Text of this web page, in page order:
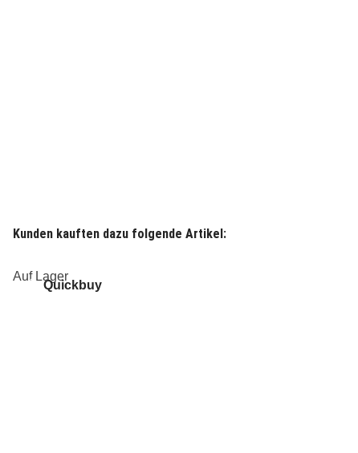
Kunden kauften dazu folgende Artikel:
Quickbuy
Auf Lager